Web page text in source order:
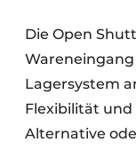
Die Open
Lagersystem
Flexibilität und
Alternative